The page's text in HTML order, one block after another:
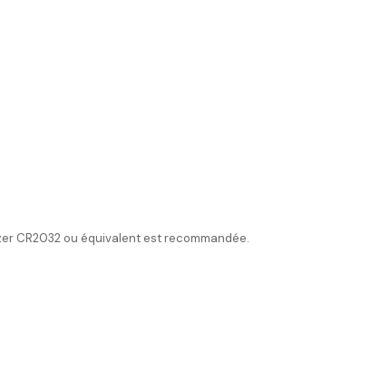
CR2032 ou équivalent est recommandée.